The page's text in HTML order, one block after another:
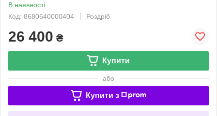
В наявності
Код: 8680640000404
Роздріб
26 400 ₴
Купити
або
Купити з